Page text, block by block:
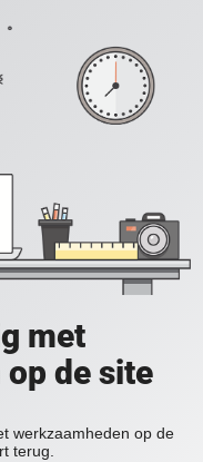
met
de site
werkzaamheden op de
terug.